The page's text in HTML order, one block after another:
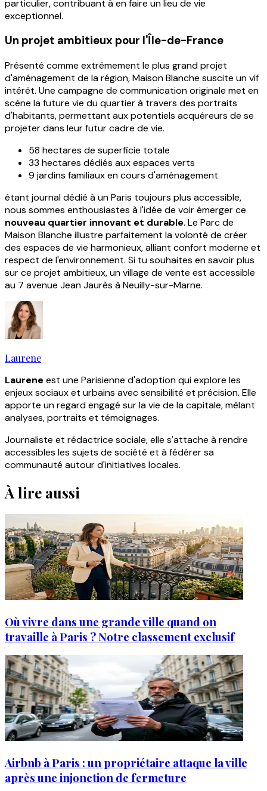
particulier, contribuant à en faire un lieu de vie
exceptionnel.
Un projet ambitieux pour l'Île-de-France
Présenté comme extrêmement le plus grand projet
d'aménagement de la région, Maison Blanche suscite un vif
intérêt. Une campagne de communication originale met en
scène la future vie du quartier à travers des portraits
d'habitants, permettant aux potentiels acquéreurs de se
projeter dans leur futur cadre de vie.
58 hectares de superficie totale
33 hectares dédiés aux espaces verts
9 jardins familiaux en cours d'aménagement
étant journal dédié à un Paris toujours plus accessible,
nous sommes enthousiastes à l'idée de voir émerger ce
nouveau quartier innovant et durable. Le Parc de
Maison Blanche illustre parfaitement la volonté de créer
des espaces de vie harmonieux, alliant confort moderne et
respect de l'environnement. Si tu souhaites en savoir plus
sur ce projet ambitieux, un village de vente est accessible
au 7 avenue Jean Jaurès à Neuilly-sur-Marne.
Laurene
Laureneest une Parisienne d'adoption qui explore les
enjeux sociaux et urbains avec sensibilité et précision. Elle
apporte un regard engagé sur la vie de la capitale, mêlant
analyses, portraits et témoignages.
Journaliste et rédactrice sociale, elle s'attache à rendre
accessibles les sujets de société et à fédérer sa
communauté autour d'initiatives locales.
À lire aussi
Où vivre dans une grande ville quand on
travaille à Paris ? Notre classement exclusif
Airbnb à Paris : un propriétaire attaque la ville
après une injonction de fermeture